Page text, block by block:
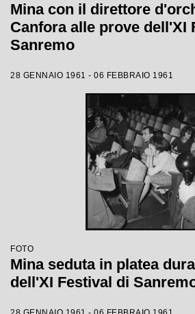
Mina con il direttore
Canfora alle prove dell'XI
Sanremo
28 GENNAIO 1961 - 06 FEBBRAIO 1961
FOTO
Mina seduta in platea
dell'XI Festival di